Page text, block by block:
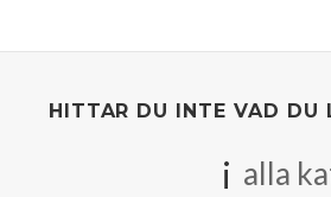
HITTAR DU INTE VAD DU
i alla